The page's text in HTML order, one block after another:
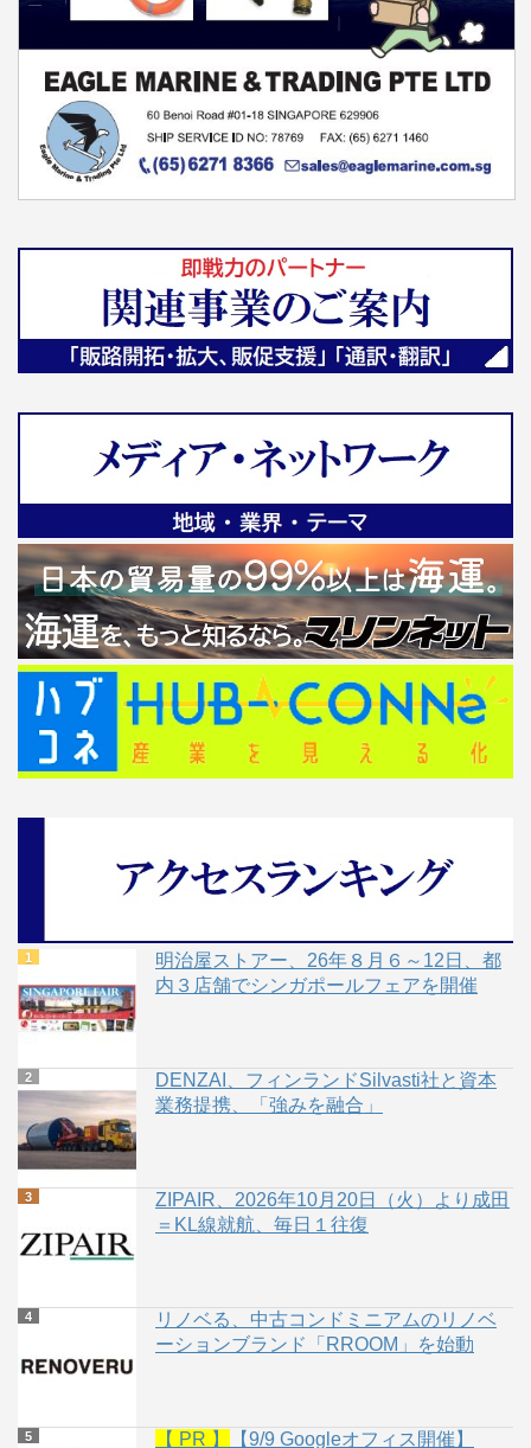
明治屋ストアー、26年８月６～12日、都
内３店舗でシンガポールフェアを開催
DENZAI、フィンランドSilvasti社と資本
業務提携、「強みを融合」
ZIPAIR、2026年10月20日（火）より成田
＝KL線就航、毎日１往復
リノベる、中古コンドミニアムのリノベ
ーションブランド「RROOM」を始動
【 PR 】 【9/9 Googleオフィス開催】